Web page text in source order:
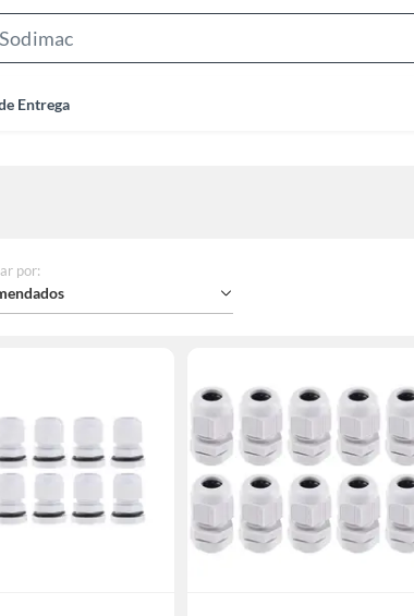
Bar
Entrega
por: